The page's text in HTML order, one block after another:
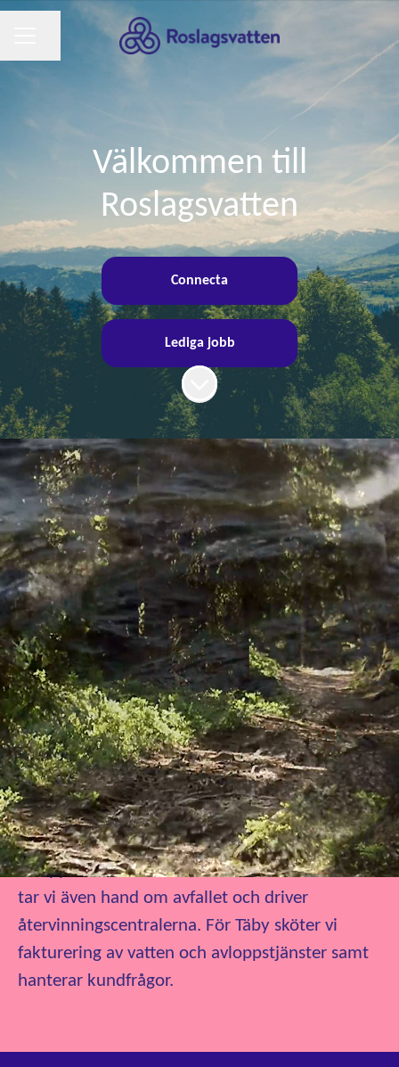
Välkommen till
Roslagsvatten
Connecta
Lediga jobb
Skrolla för mer innehåll
Vi är Roslagsvatten
När Roslagsvatten bildades 1989 i Österåkers
kommun blev vi Sveriges allra första
kommunägda VA-bolag. Sedan dess har vi aktivt
arbetat för att möjliggöra hållbara samhällen
och en sund samhällsutveckling.
Vi ser till att 130 000 människor i Österåker,
Vaxholm, Knivsta, Vallentuna och Ekerö får rent
dricksvatten varje dag. Vi bygger ut och
underhåller ledningsnäten så att de håller under
lång tid, och vi redan det använda
avloppsvattnet. I Ekerö, Vaxholm och Österåker
tar vi även hand om avfallet och driver
återvinningscentralerna. För Täby sköter vi
fakturering av vatten och avloppstjänster samt
hanterar kundfrågor.